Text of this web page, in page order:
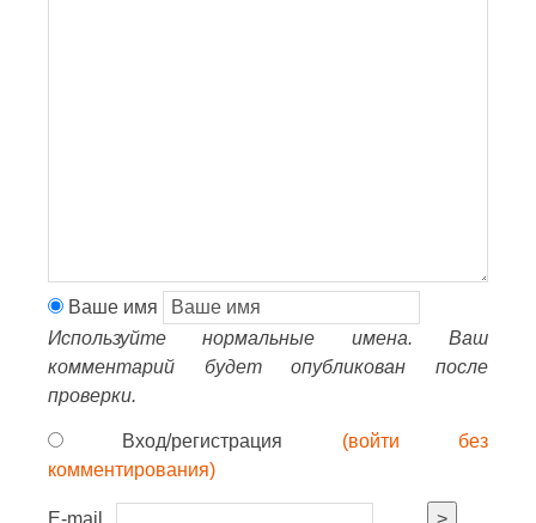
Ваше имя
Используйте нормальные имена. Ваш
комментарий будет опубликован после
проверки.
Вход/регистрация (войти без
комментирования)
E-mail
>